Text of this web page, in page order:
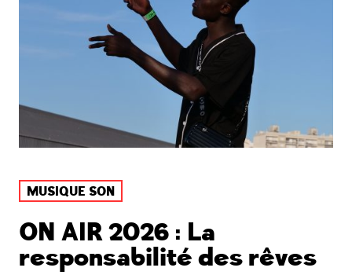
MUSIQUE SON
ON AIR 2026 : La
responsabilité des rêves